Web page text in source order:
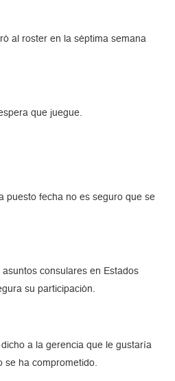
al roster en la séptima semana
que juegue.
puesto fecha no es seguro que se
consulares en Estados
su participación.
a la gerencia que le gustaría
se ha comprometido.